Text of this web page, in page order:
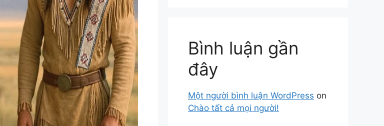
Bình luận gần
đây
Một người bình luận WordPress on
Chào tất cả mọi người!